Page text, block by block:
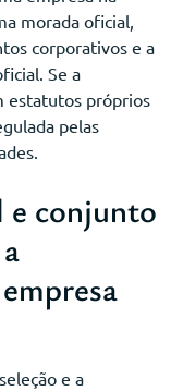
morada oficial,
corporativos e a
Se a
estatutos próprios
pelas
e conjunto
e a